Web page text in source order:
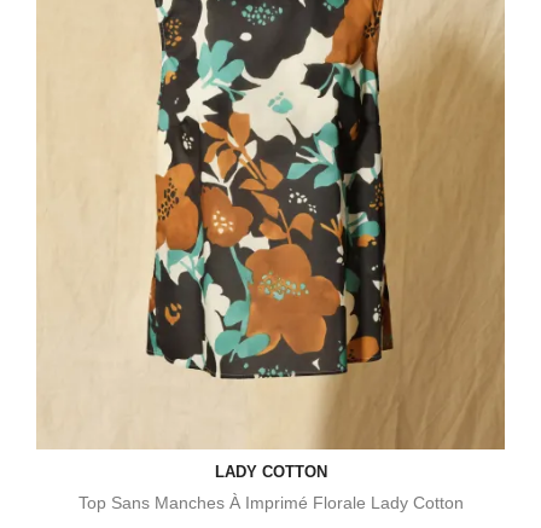
LADY COTTON
Top Sans Manches À Imprimé Florale Lady Cotton